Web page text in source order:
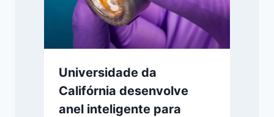
Universidade da
Califórnia desenvolve
anel inteligente para